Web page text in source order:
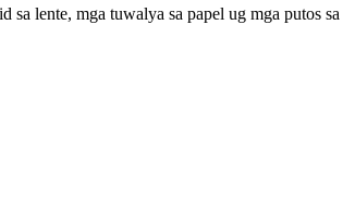
lente, mga tuwalya sa papel ug mga putos